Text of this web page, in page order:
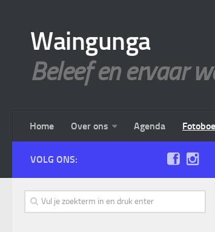
Waingunga
Beleef en ervaar
Home Over ons Agenda
VOLG ONS: